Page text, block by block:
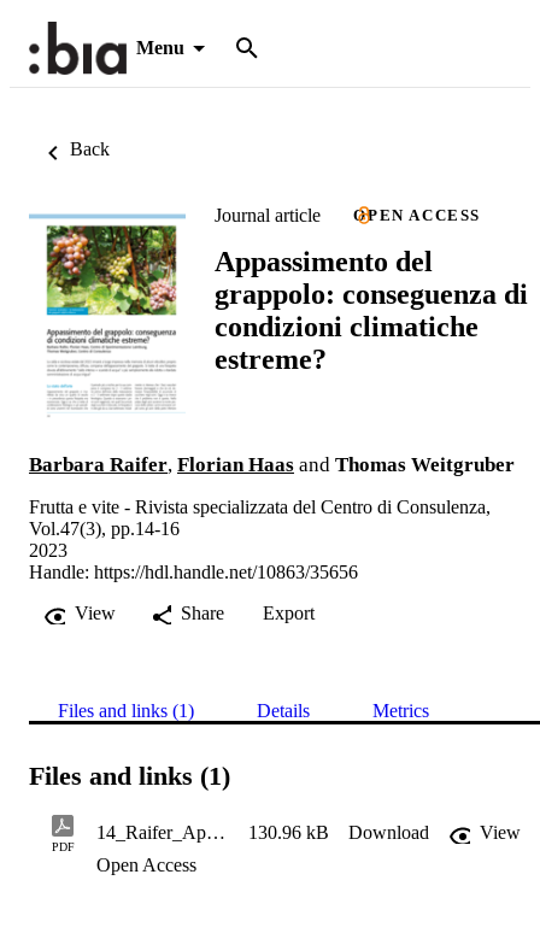
Menu
Back
Journal article OPEN ACCESS
Appassimento del
grappolo: conseguenza di
condizioni climatiche
estreme?
Barbara Raifer, Florian Haas and Thomas Weitgruber
Frutta e vite - Rivista specializzata del Centro di Consulenza,
Vol.47(3), pp.14-16
2023
Handle: https://hdl.handle.net/10863/35656
View
Share Export
Files and links (1) Details Metrics
Files and links (1)
PDF
14_Raifer_Appassimento del grappolofv_3_2023_lowres 130.96 kB Download
View
Open Access